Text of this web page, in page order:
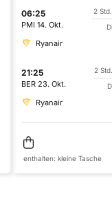
06:25
PMI 14. Okt.
2
Ryanair
21:25
BER 23. Okt.
2
Ryanair
enthalten: kleine Tasche